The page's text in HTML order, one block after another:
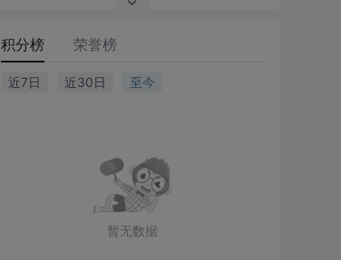
积分榜 荣誉榜
近7日 近30日 至今
暂无数据